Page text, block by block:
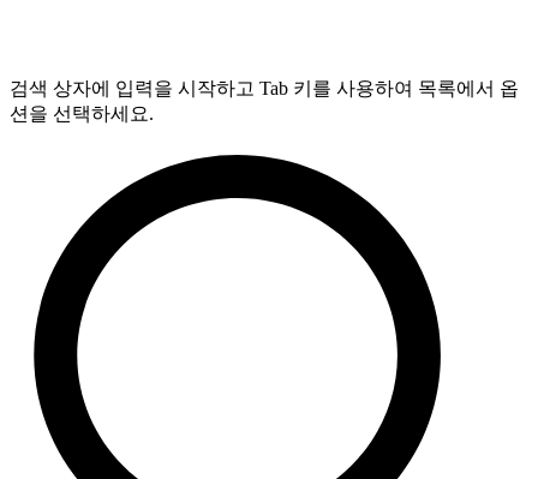
검색 상자에 입력을 시작하고 Tab 키를 사용하여 목록에서 옵
션을 선택하세요.